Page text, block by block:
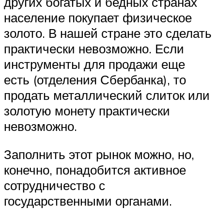
население покупает физическое
золото. В нашей стране это сделать
практически невозможно. Если
инструменты для продажи еще
есть (отделения Сбербанка), то
продать металлический слиток или
золотую монету практически
невозможно.
Заполнить этот рынок можно, но,
конечно, понадобится активное
сотрудничество с
государственными органами.